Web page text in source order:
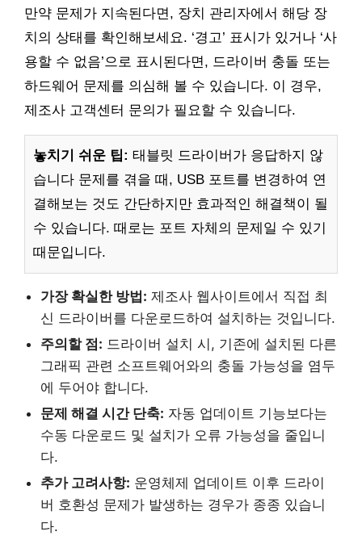
만약 문제가 지속된다면, 장치 관리자에서 해당 장
치의 상태를 확인해보세요. ‘경고’ 표시가 있거나 ‘사
용할 수 없음’으로 표시된다면, 드라이버 충돌 또는
하드웨어 문제를 의심해 볼 수 있습니다. 이 경우,
제조사 고객센터 문의가 필요할 수 있습니다.
놓치기 쉬운 팁: 태블릿 드라이버가 응답하지 않
습니다 문제를 겪을 때, USB 포트를 변경하여 연
결해보는 것도 간단하지만 효과적인 해결책이 될
수 있습니다. 때로는 포트 자체의 문제일 수 있기
때문입니다.
가장 확실한 방법: 제조사 웹사이트에서 직접 최
신 드라이버를 다운로드하여 설치하는 것입니다.
주의할 점: 드라이버 설치 시, 기존에 설치된 다른
그래픽 관련 소프트웨어와의 충돌 가능성을 염두
에 두어야 합니다.
문제 해결 시간 단축: 자동 업데이트 기능보다는
수동 다운로드 및 설치가 오류 가능성을 줄입니
다.
추가 고려사항: 운영체제 업데이트 이후 드라이
버 호환성 문제가 발생하는 경우가 종종 있습니
다.